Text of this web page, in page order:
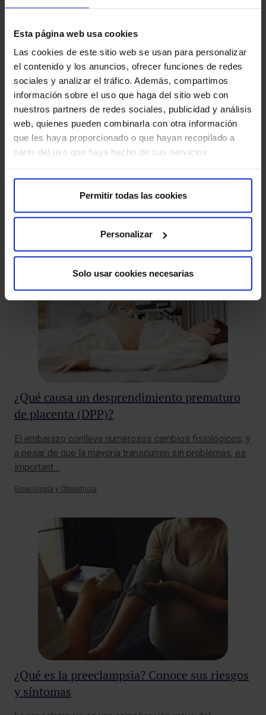
Esta página web usa cookies
Las cookies de este sitio web se usan para personalizar
el contenido y los anuncios, ofrecer funciones de redes
sociales y analizar el tráfico. Además, compartimos
información sobre el uso que haga del sitio web con
nuestros partners de redes sociales, publicidad y análisis
web, quienes pueden combinarla con otra información
que les haya proporcionado o que hayan recopilado a
partir del uso que haya hecho de sus servicios.
Permitir todas las cookies
Personalizar
Solo usar cookies necesarias
¿Qué es la Menopausia precoz o Insuficiencia
ovárica prematura (IOP)? Conoce sus
síntomas y consecuencias
La menopausia es una etapa natural en la vida de la
mujer, que se caracteriza por la deficiencia de
estrógenos, pero cua…
Ginecología y Obstetricia
¿Qué causa un desprendimiento prematuro
de placenta (DPP)?
El embarazo conlleva numerosos cambios fisiológicos, y
a pesar de que la mayoría transcurren sin problemas, es
important…
Ginecología y Obstetricia
¿Qué es la preeclampsia? Conoce sus riesgos
y síntomas